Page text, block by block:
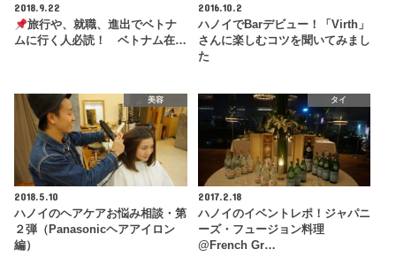
2018.9.22
旅行や、就職、進出でベトナ
ムに行く人必読！ ベトナム在…
2016.10.2
ハノイでBarデビュー！「Virth」
さんに楽しむコツを聞いてみまし
た
美容
2018.5.10
ハノイのヘアケアお悩み相談・第
２弾（Panasonicヘアアイロン
編）
タイ
2017.2.18
ハノイのイベントレポ！ジャパニ
ーズ・フュージョン料理
@French Gr…